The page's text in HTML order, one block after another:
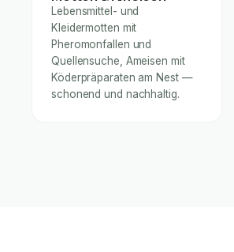
Lebensmittel- und
Kleidermotten mit
Pheromonfallen und
Quellensuche, Ameisen mit
Köderpräparaten am Nest —
schonend und nachhaltig.